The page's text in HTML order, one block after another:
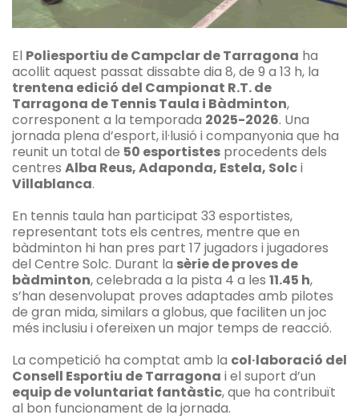
El Poliesportiu de Campclar de Tarragona ha
acollit aquest passat dissabte dia 8, de 9 a 13 h, la
trentena edició del Campionat R.T. de
Tarragona de Tennis Taula i Bàdminton,
corresponent a la temporada 2025-2026. Una
jornada plena d’esport, il·lusió i companyonia que ha
reunit un total de 50 esportistes procedents dels
centres Alba Reus, Adaponda, Estela, Solci
Villablanca.
En tennis taula han participat 33 esportistes,
representant tots els centres, mentre que en
bàdminton hi han pres part 17 jugadors i jugadores
del Centre Solc. Durant la sèrie de proves de
bàdminton, celebrada a la pista 4 a les 11.45 h,
s’han desenvolupat proves adaptades amb pilotes
de gran mida, similars a globus, que faciliten un joc
més inclusiu i ofereixen un major temps de reacció.
La competició ha comptat amb la col·laboració del
Consell Esportiu de Tarragona i el suport d’un
equip de voluntariat fantàstic, que ha contribuït
al bon funcionament de la jornada.